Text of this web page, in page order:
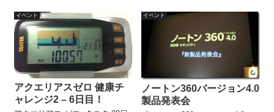
イベント
アクエリアスゼロ 健康チ
ャレンジ2 – 6日目！
イベント
ノートン360バージョン4.0
製品発表会